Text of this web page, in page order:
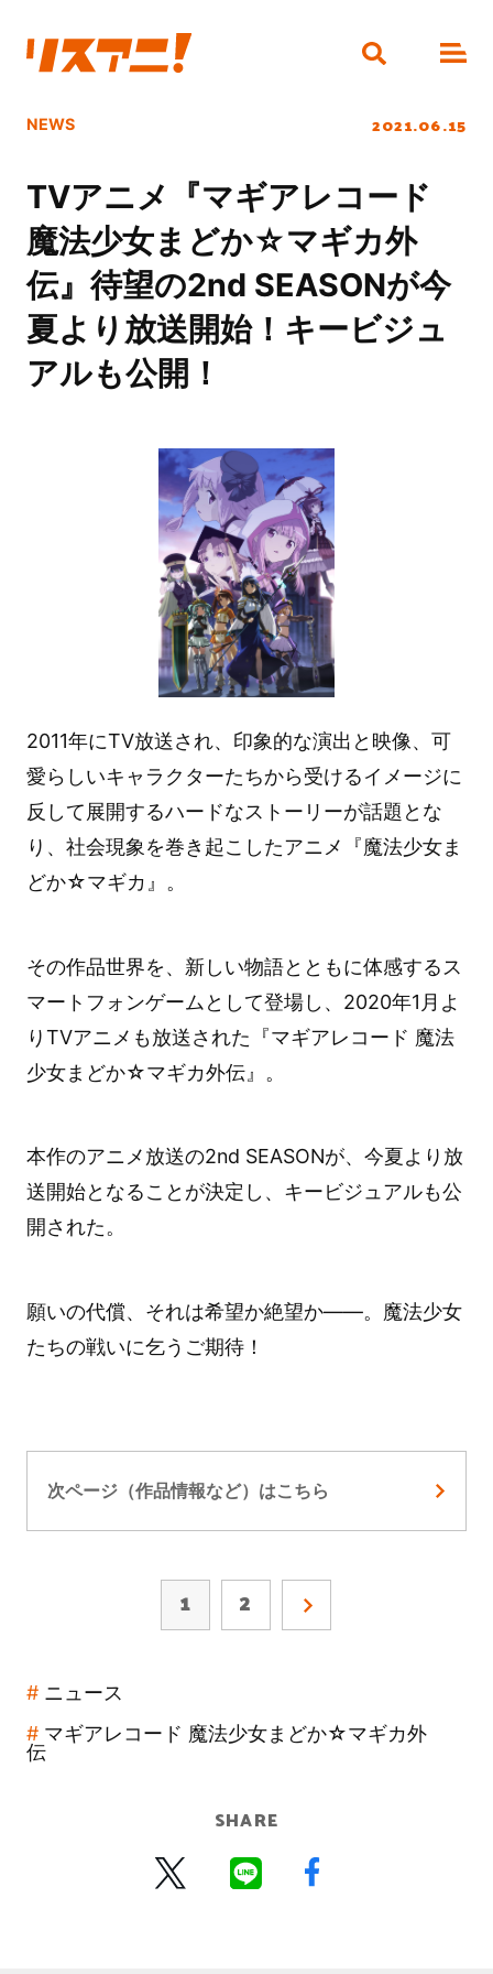
NEWS 2021.06.15
TVアニメ『マギアレコード
魔法少女まどか☆マギカ外
伝』待望の2nd SEASONが今
夏より放送開始！キービジュ
アルも公開！
2011年にTV放送され、印象的な演出と映像、可
愛らしいキャラクターたちから受けるイメージに
反して展開するハードなストーリーが話題とな
り、社会現象を巻き起こしたアニメ『魔法少女ま
どか☆マギカ』。
その作品世界を、新しい物語とともに体感するス
マートフォンゲームとして登場し、2020年1月よ
りTVアニメも放送された『マギアレコード 魔法
少女まどか☆マギカ外伝』。
本作のアニメ放送の2nd SEASONが、今夏より放
送開始となることが決定し、キービジュアルも公
開された。
願いの代償、それは希望か絶望か――。魔法少女
たちの戦いに乞うご期待！
次ページ（作品情報など）はこちら
1 2
ニュース
マギアレコード 魔法少女まどか☆マギカ外
伝
SHARE